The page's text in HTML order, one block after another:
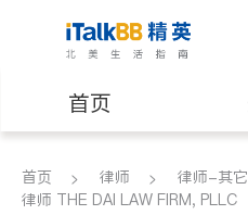
首页
医生
首页 律师 律师-其它
律师 THE DAI LAW FIRM, PLLC